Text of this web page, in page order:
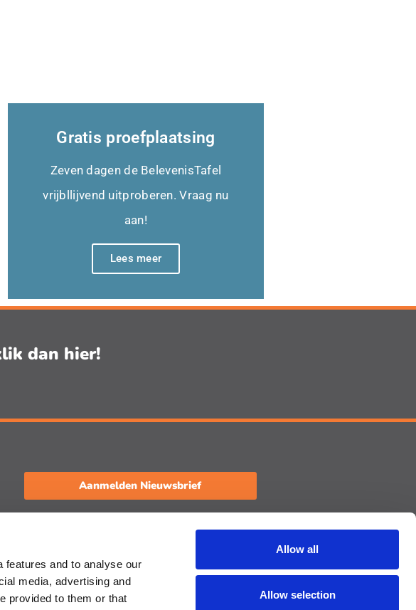
features and to analyse our
media, advertising and
provided to them or that
Allow all
Allow selection
Gratis proefplaatsing
Zeven dagen de BelevenisTafel
vrijbllijvend uitproberen. Vraag nu
aan!
Lees meer
dan hier!
Aanmelden Nieuwsbrief
Laat een review achter